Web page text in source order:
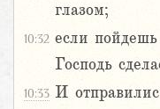
глазом;
10:32 если
Господь
10:33 И